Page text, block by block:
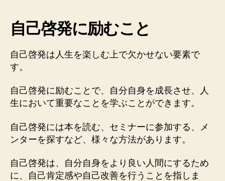
自己啓発に励むこと
自己啓発は人生を楽しむ上で欠かせない要素で
す。
自己啓発に励むことで、自分自身を成長させ、人
生において重要なことを学ぶことができます。
自己啓発には本を読む、セミナーに参加する、メ
ンターを探すなど、様々な方法があります。
自己啓発は、自分自身をより良い人間にするため
に、自己肯定感や自己改善を行うことを指しま